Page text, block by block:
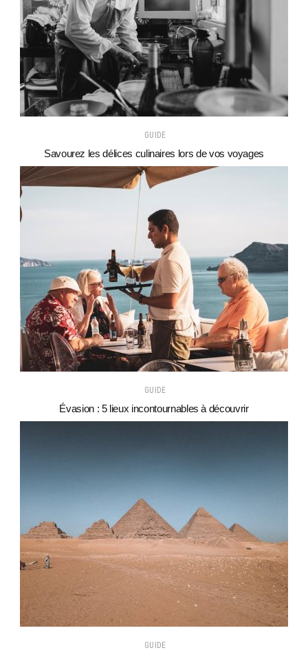
GUIDE
Savourez les délices culinaires lors de vos voyages
GUIDE
Évasion : 5 lieux incontournables à découvrir
GUIDE